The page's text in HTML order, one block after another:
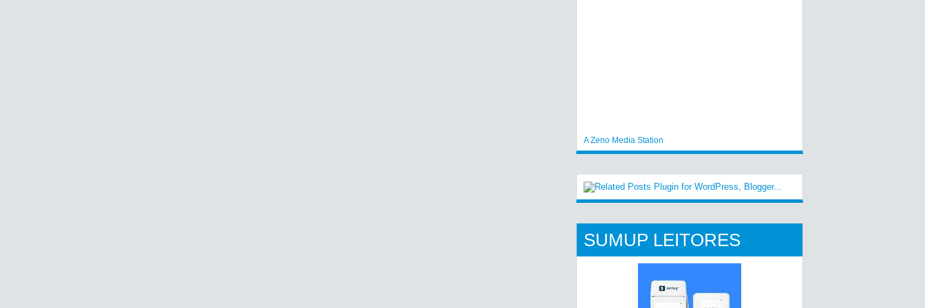
A Zeno Media Station
SUMUP LEITORES